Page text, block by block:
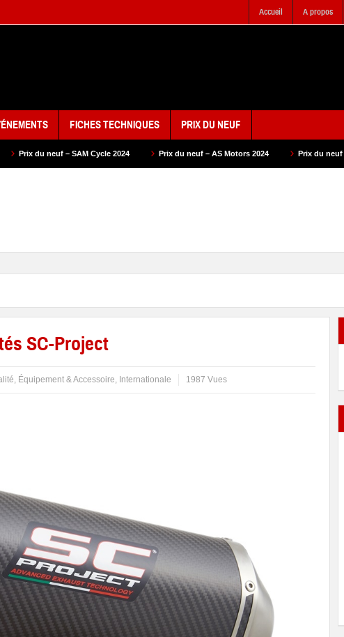
Accueil A propos
FICHES TECHNIQUES PRIX DU NEUF
Cycle 2024 Prix du neuf – AS Motors 2024 Prix du neuf – VMS 2024
SC-Project
, Équipement & Accessoire, Internationale 1987 Vues